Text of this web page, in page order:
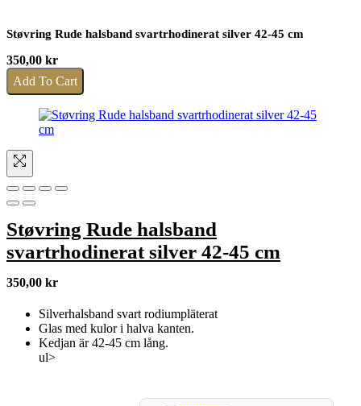
Støvring Rude halsband svartrhodinerat silver 42-45 cm
350,00 kr
Add To Cart
Støvring Rude halsband
svartrhodinerat silver 42-45 cm
350,00 kr
Silverhalsband svart rodiumpläterat
Glas med kulor i halva kanten.
Kedjan är 42-45 cm lång.
ul>